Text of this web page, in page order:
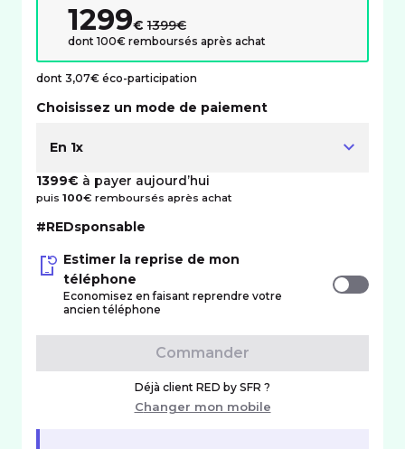
1299€ 1399€
dont 100€ remboursés après achat
dont 3,07€ éco-participation
Choisissez un mode de paiement
En 1x
1399€ à payer aujourd’hui
puis 100€ remboursés après achat
#REDsponsable
Estimer la reprise de mon
téléphone
Economisez en faisant reprendre votre
ancien téléphone
Commander
Déjà client RED by SFR ?
Changer mon mobile